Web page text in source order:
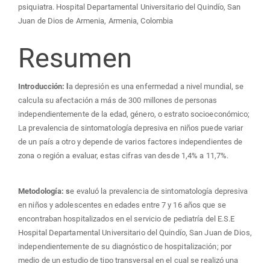
psiquiatra. Hospital Departamental Universitario del Quindío, San
Juan de Dios de Armenia, Armenia, Colombia
Resumen
Introducción: l a depresión es una enfermedad a nivel mundial, se
calcula su afectación a más de 300 millones de personas
independientemente de la edad, género, o estrato socioeconómico;
La prevalencia de sintomatología depresiva en niños puede variar
de un país a otro y depende de varios factores independientes de
zona o región a evaluar, estas cifras van desde 1,4% a 11,7%.
Metodología: se evaluó la prevalencia de sintomatología depresiva
en niños y adolescentes en edades entre 7 y 16 años que se
encontraban hospitalizados en el servicio de pediatría del E.S.E
Hospital Departamental Universitario del Quindío, San Juan de Dios,
independientemente de su diagnóstico de hospitalización; por
medio de un estudio de tipo transversal en el cual se realizó una